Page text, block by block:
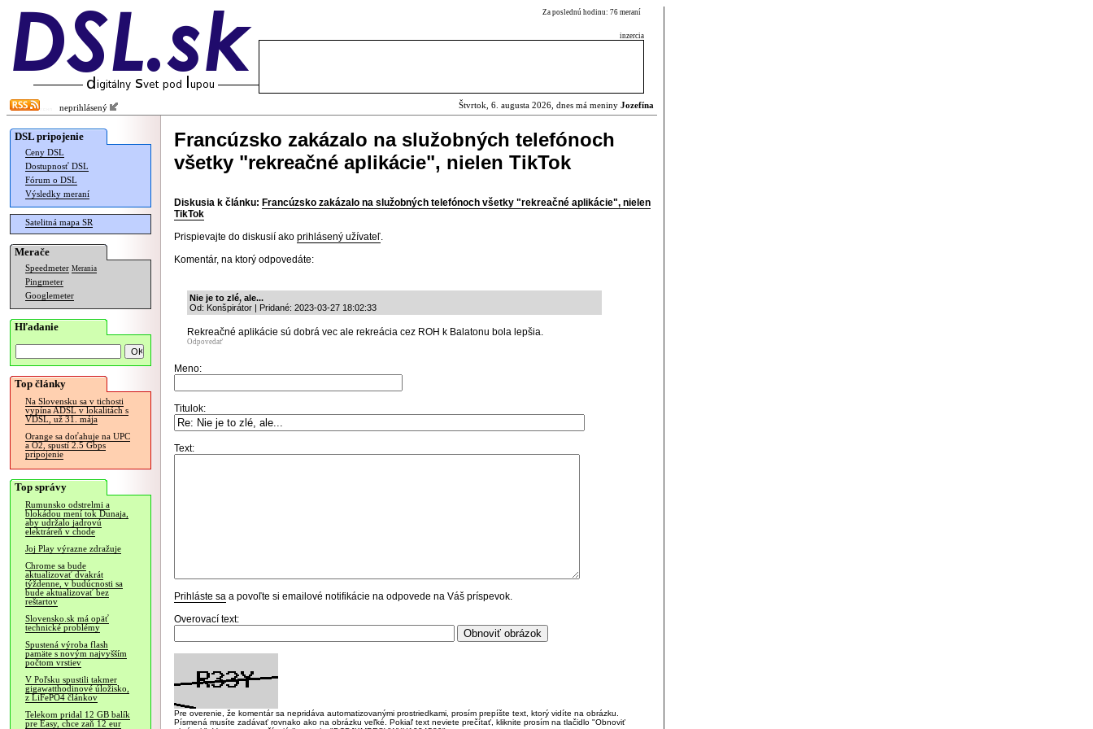
Za poslednú hodinu: 76 meraní
inzercia
neprihlásený Štvrtok, 6. augusta 2026, dnes má meniny Jozefína
DSL pripojenie
Ceny DSL
Dostupnosť DSL
Fórum o DSL
Výsledky meraní
Satelitná mapa SR
Merače
Speedmeter Merania
Pingmeter
Googlemeter
Hľadanie
Top články
Na Slovensku sa v tichosti
vypína ADSL v lokalitách s
VDSL, už 31. mája
Orange sa doťahuje na UPC
a O2, spustí 2.5 Gbps
pripojenie
Top správy
Rumunsko odstrelmi a
blokádou mení tok Dunaja,
aby udržalo jadrovú
elektráreň v chode
Joj Play výrazne zdražuje
Chrome sa bude
aktualizovať dvakrát
týždenne, v budúcnosti sa
bude aktualizovať bez
reštartov
Slovensko.sk má opäť
technické problémy
Spustená výroba flash
pamäte s novým najvyšším
počtom vrstiev
V Poľsku spustili takmer
gigawatthodinové úložisko,
z LiFePO4 článkov
Telekom pridal 12 GB balík
pre Easy, chce zaň 12 eur
Francúzsko zakázalo na služobných telefónoch
všetky "rekreačné aplikácie", nielen TikTok
Diskusia k článku: Francúzsko zakázalo na služobných telefónoch všetky "rekreačné aplikácie", nielen
TikTok
Prispievajte do diskusií ako prihlásený užívateľ.
Komentár, na ktorý odpovedáte:
Nie je to zlé, ale...
Od: Konšpirátor | Pridané: 2023-03-27 18:02:33
Rekreačné aplikácie sú dobrá vec ale rekreácia cez ROH k Balatonu bola lepšia.
Odpovedať
Meno:
Titulok:
Text:
Prihláste sa a povoľte si emailové notifikácie na odpovede na Váš príspevok.
Overovací text:
Pre overenie, že komentár sa nepridáva automatizovanými prostriedkami, prosím prepíšte text, ktorý vidíte na obrázku.
Písmená musíte zadávať rovnako ako na obrázku veľké. Pokiaľ text neviete prečítať, kliknite prosím na tlačidlo "Obnoviť